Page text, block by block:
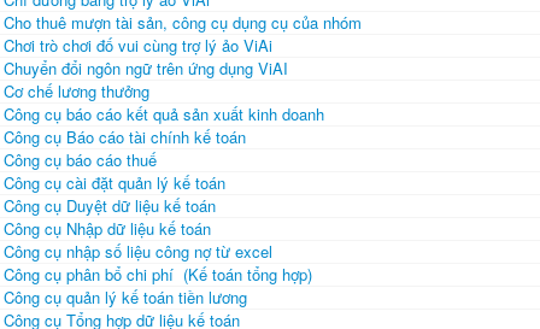
Cho thuê mượn tài sản, công cụ dụng cụ của nhóm
Chơi trò chơi đố vui cùng trợ lý ảo ViAi
Chuyển đổi ngôn ngữ trên ứng dụng ViAI
Cơ chế lương thưởng
Công cụ báo cáo kết quả sản xuất kinh doanh
Công cụ Báo cáo tài chính kế toán
Công cụ báo cáo thuế
Công cụ cài đặt quản lý kế toán
Công cụ Duyệt dữ liệu kế toán
Công cụ Nhập dữ liệu kế toán
Công cụ nhập số liệu công nợ từ excel
Công cụ phân bổ chi phí (Kế toán tổng hợp)
Công cụ quản lý kế toán tiền lương
Công cụ Tổng hợp dữ liệu kế toán